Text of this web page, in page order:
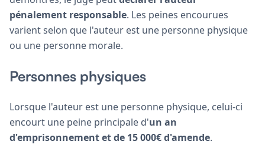
pénalement responsable. Les peines encourues
varient selon que l'auteur est une personne physique
ou une personne morale.
Personnes physiques
Lorsque l'auteur est une personne physique, celui-ci
encourt une peine principale d'un an
d'emprisonnement et de 15 000€ d'amende.